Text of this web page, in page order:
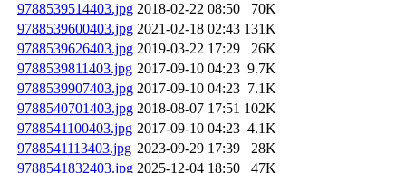
9788539514403.jpg 2018-02-22 08:50
70K
9788539600403.jpg 2021-02-18 02:43 131K
9788539626403.jpg 2019-03-22 17:29
26K
9788539811403.jpg 2017-09-10 04:23 9.7K
9788539907403.jpg 2017-09-10 04:23 7.1K
9788540701403.jpg 2018-08-07 17:51 102K
9788541100403.jpg 2017-09-10 04:23 4.1K
9788541113403.jpg 2023-09-29 17:39
28K
9788541832403.jpg 2025-12-04 18:50
47K